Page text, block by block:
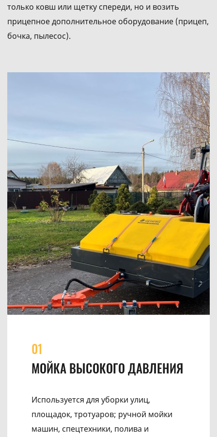
только ковш или щетку спереди, но и возить
прицепное дополнительное оборудование (прицеп,
бочка, пылесос).
01
МОЙКА ВЫСОКОГО ДАВЛЕНИЯ
Используется для уборки улиц,
площадок, тротуаров; ручной мойки
машин, спецтехники, полива и